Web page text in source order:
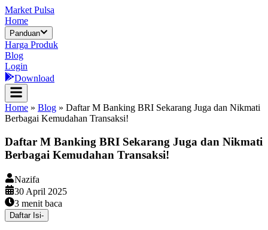
Market Pulsa
Home
Panduan
Harga Produk
Blog
Login
Download
Home » Blog » Daftar M Banking BRI Sekarang Juga dan Nikmati
Berbagai Kemudahan Transaksi!
Daftar M Banking BRI Sekarang Juga dan Nikmati
Berbagai Kemudahan Transaksi!
Nazifa
30 April 2025
3 menit baca
Daftar Isi-